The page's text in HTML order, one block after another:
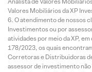
Valores Mobiliários da XP
O atendimento de nossos
Investimentos ou por
atividades por meio da XP,
178/2023, os quais
Corretoras e Distribuidoras
assessor de investimento